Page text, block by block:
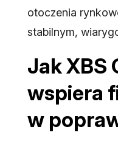
otoczenia
stabilnym,
Jak XBS
wspiera
w